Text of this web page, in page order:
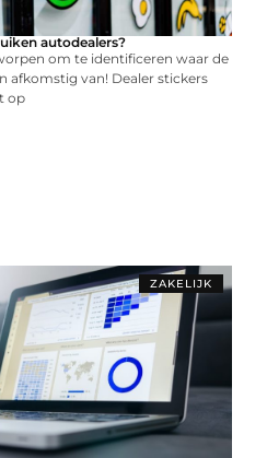
autodealers?
om te identificeren waar de
afkomstig van! Dealer stickers
op
ZAKELIJK